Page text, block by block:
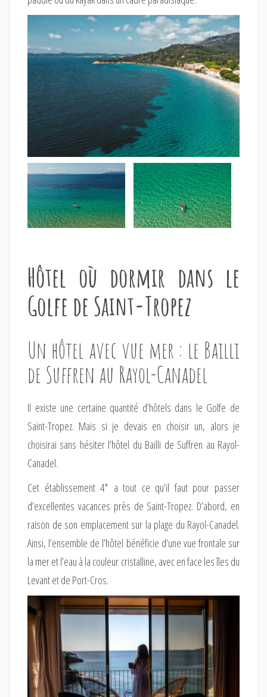
Hôtel où dormir dans le
Golfe de Saint-Tropez
Un hôtel avec vue mer : le Bailli
de Suffren au Rayol-Canadel
Il existe une certaine quantité d’hôtels dans le Golfe de
Saint-Tropez. Mais si je devais en choisir un, alors je
choisirai sans hésiter l’hôtel du Bailli de Suffren au Rayol-
Canadel.
Cet établissement 4* a tout ce qu’il faut pour passer
d’excellentes vacances près de Saint-Tropez. D’abord, en
raison de son emplacement sur la plage du Rayol-Canadel.
Ainsi, l’ensemble de l’hôtel bénéficie d’une vue frontale sur
la mer et l’eau à la couleur cristalline, avec en face les îles du
Levant et de Port-Cros.